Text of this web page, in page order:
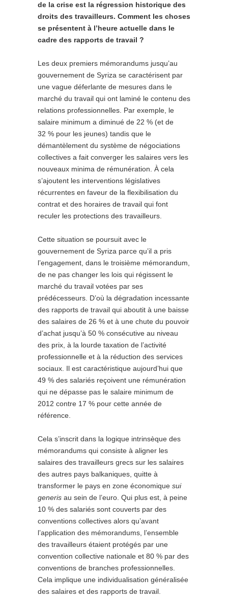
de la crise est la régression historique des
droits des travailleurs. Comment les choses
se présentent à l’heure actuelle dans le
cadre des rapports de travail ?
Les deux premiers mémorandums jusqu’au
gouvernement de Syriza se caractérisent par
une vague déferlante de mesures dans le
marché du travail qui ont laminé le contenu des
relations professionnelles. Par exemple, le
salaire minimum a diminué de 22 % (et de
32 % pour les jeunes) tandis que le
démantèlement du système de négociations
collectives a fait converger les salaires vers les
nouveaux minima de rémunération. À cela
s’ajoutent les interventions législatives
récurrentes en faveur de la flexibilisation du
contrat et des horaires de travail qui font
reculer les protections des travailleurs.
Cette situation se poursuit avec le
gouvernement de Syriza parce qu’il a pris
l’engagement, dans le troisième mémorandum,
de ne pas changer les lois qui régissent le
marché du travail votées par ses
prédécesseurs. D’où la dégradation incessante
des rapports de travail qui aboutit à une baisse
des salaires de 26 % et à une chute du pouvoir
d’achat jusqu’à 50 % consécutive au niveau
des prix, à la lourde taxation de l’activité
professionnelle et à la réduction des services
sociaux. Il est caractéristique aujourd’hui que
49 % des salariés reçoivent une rémunération
qui ne dépasse pas le salaire minimum de
2012 contre 17 % pour cette année de
référence.
Cela s’inscrit dans la logique intrinsèque des
mémorandums qui consiste à aligner les
salaires des travailleurs grecs sur les salaires
des autres pays balkaniques, quitte à
transformer le pays en zone économique sui
generis au sein de l’euro. Qui plus est, à peine
10 % des salariés sont couverts par des
conventions collectives alors qu’avant
l’application des mémorandums, l’ensemble
des travailleurs étaient protégés par une
convention collective nationale et 80 % par des
conventions de branches professionnelles.
Cela implique une individualisation généralisée
des salaires et des rapports de travail.